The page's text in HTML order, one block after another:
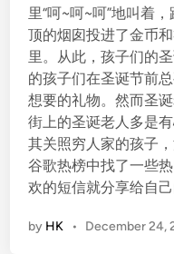
里“呵~呵~呵”地叫着
顶的烟囱投进了金币
里。从此，孩子们的
的孩子们在圣诞节前
想要的礼物。然而圣
街上的圣诞老人多是
其关照穷人家的孩子
谷歌热榜中找了一些
欢的短信就分享给自
by HK • December 24,